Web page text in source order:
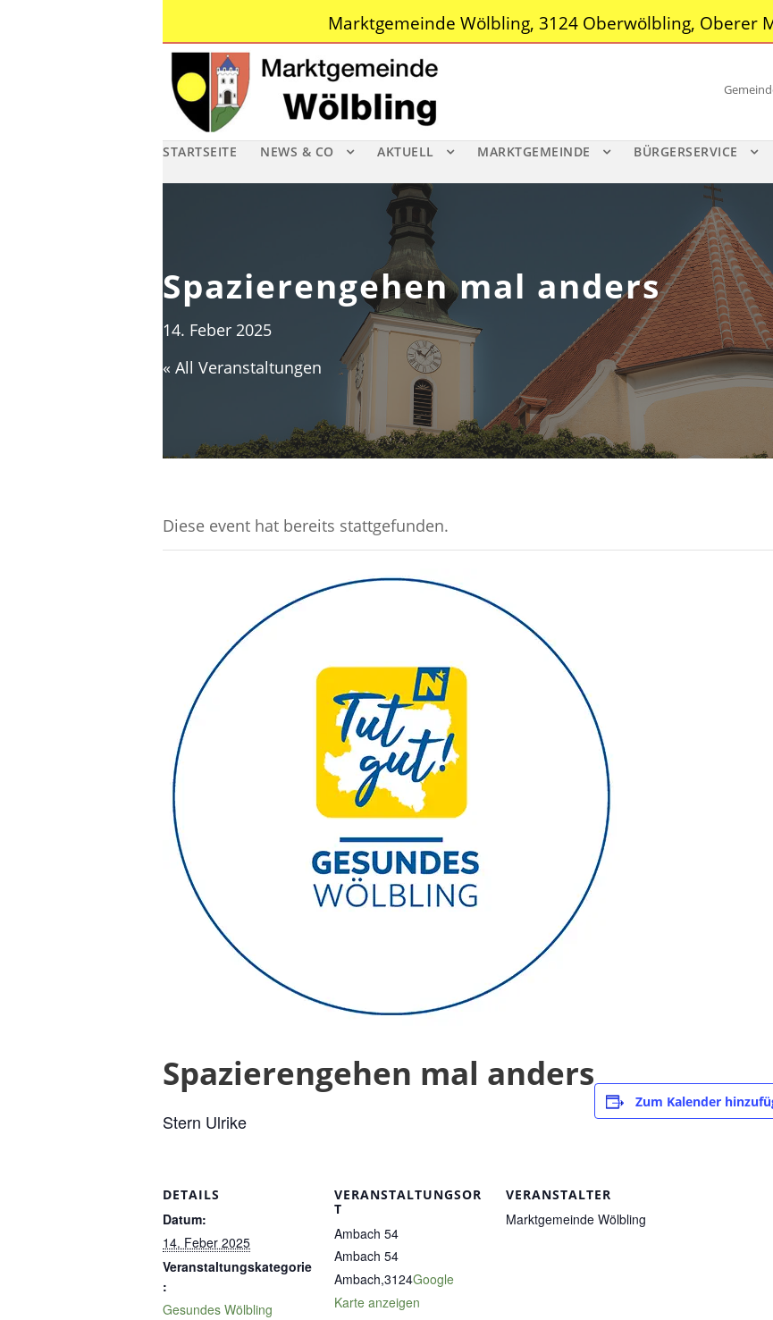
Marktgemeinde Wölbling, 3124 Oberwölbling, Oberer
STARTSEITE NEWS & CO AKTUELL MARKTGEMEINDE BÜRGERSERVICE
Spazierengehen mal anders
14. Feber 2025
« All Veranstaltungen
Diese event hat bereits stattgefunden.
Spazierengehen mal anders
Stern Ulrike
Zum Kalender
DETAILS
Datum:
14. Feber 2025
Veranstaltungskategorie
:
Gesundes Wölbling
VERANSTALTUNGSOR
T
Ambach 54
Ambach 54
Ambach,3124Google
Karte anzeigen
VERANSTALTER
Marktgemeinde Wölbling